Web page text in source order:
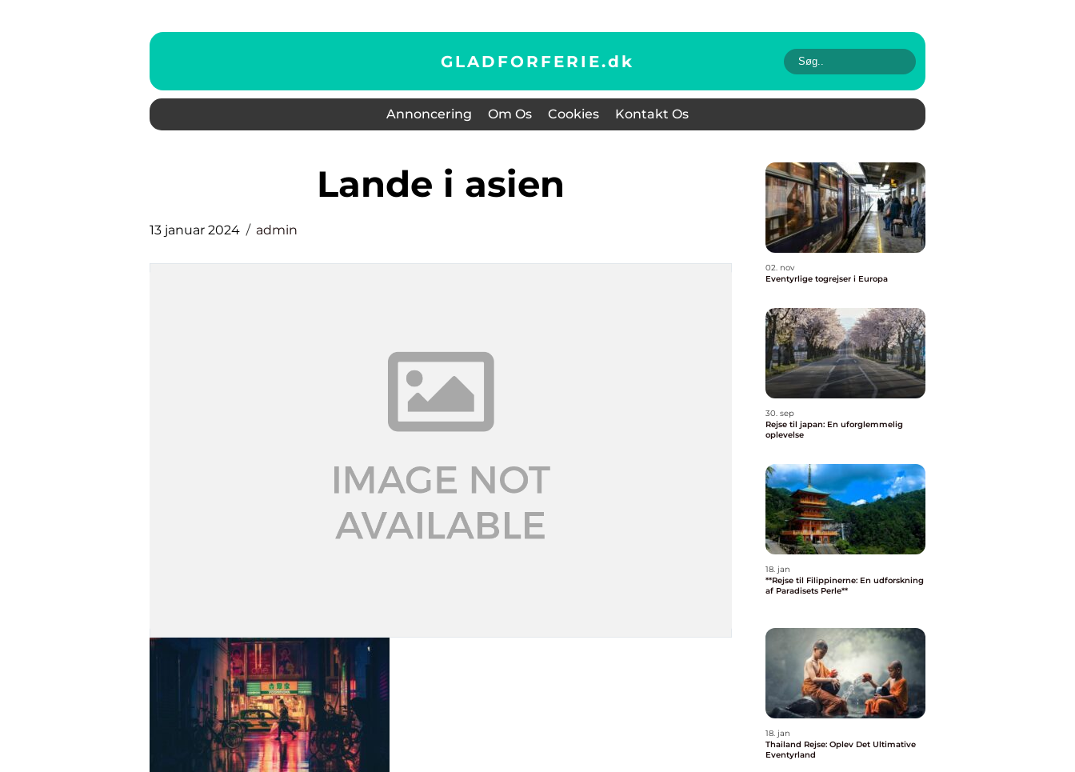
GLADFORFERIE.dk
Annoncering Om Os Cookies Kontakt Os
lande i asien
13 januar 2024 admin
02. nov
Eventyrlige togrejser i Europa
30. sep
Rejse til japan: En uforglemmelig
oplevelse
18. jan
**Rejse til Filippinerne: En udforskning
af Paradisets Perle**
18. jan
Thailand Rejse: Oplev Det Ultimative
Eventyrland